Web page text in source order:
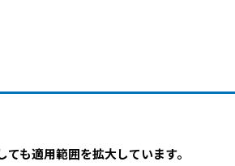
も適用範囲を拡大しています。